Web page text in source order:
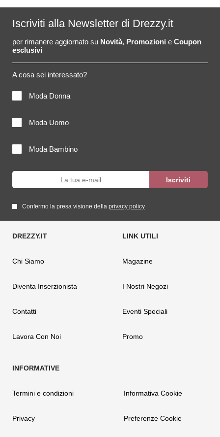
Iscriviti alla Newsletter di Drezzy.it
per rimanere aggiornato su Novità, Promozioni e Coupon
esclusivi
A cosa sei interessato?
Moda Donna
Moda Uomo
Moda Bambino
Confermo la presa visione della privacy policy
Chi Siamo
Diventa Inserzionista
Contatti
Lavora Con Noi
Magazine
I Nostri Negozi
Eventi Speciali
Promo
Termini e condizioni
Privacy
Informativa Cookie
Preferenze Cookie